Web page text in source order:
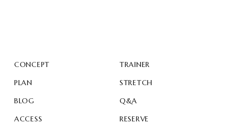
CONCEPT
TRAINER
PLAN
STRETCH
BLOG
Q&A
ACCESS
RESERVE